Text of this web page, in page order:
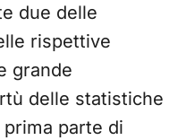
due delle
rispettive
grande
delle statistiche
parte di